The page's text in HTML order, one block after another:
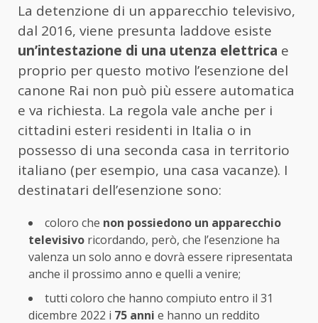
La detenzione di un apparecchio televisivo,
dal 2016, viene presunta laddove esiste
un’intestazione di una utenza elettrica e
proprio per questo motivo l’esenzione del
canone Rai non può più essere automatica
e va richiesta. La regola vale anche per i
cittadini esteri residenti in Italia o in
possesso di una seconda casa in territorio
italiano (per esempio, una casa vacanze). I
destinatari dell’esenzione sono:
coloro che non possiedono un apparecchio
televisivo ricordando, però, che l’esenzione ha
valenza un solo anno e dovrà essere ripresentata
anche il prossimo anno e quelli a venire;
tutti coloro che hanno compiuto entro il 31
dicembre 2022 i 75 anni e hanno un reddito